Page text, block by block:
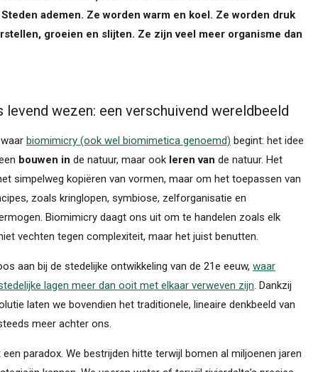
ademen. Ze worden warm en koel. Ze worden druk
groeien en slijten. Ze zijn veel meer organisme dan
levend wezen: een verschuivend wereldbeeld
biomimicry (ook wel biomimetica genoemd) begint: het idee
bouwen in de natuur, maar ook leren van de natuur. Het
simpelweg kopiëren van vormen, maar om het toepassen van
zoals kringlopen, symbiose, zelforganisatie en
Biomimicry daagt ons uit om te handelen zoals elk
vechten tegen complexiteit, maar het juist benutten.
aan bij de stedelijke ontwikkeling van de 21e eeuw, waar
lagen meer dan ooit met elkaar verweven zijn. Dankzij
laten we bovendien het traditionele, lineaire denkbeeld van
meer achter ons.
een paradox. We bestrijden hitte terwijl bomen al miljoenen jaren